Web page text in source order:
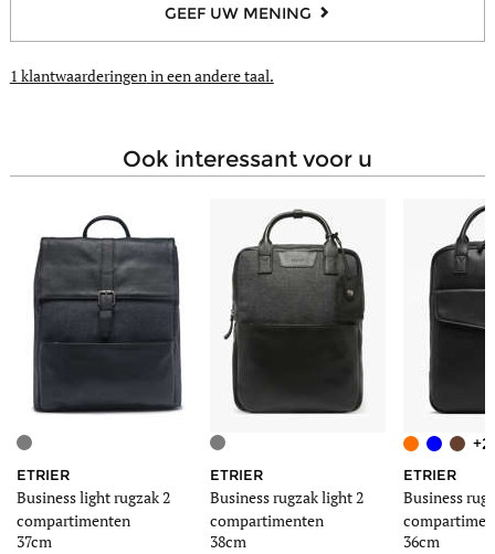
1 klantwaarderingenin een andere taal.
GEEF UW MENING
ook interessant voor u
ETRIER
Business light rugzak 2
compartimenten
37cm
ETRIER
Business rugzak light 2
compartimenten
38cm
+2
ETRIER
Business
36cm